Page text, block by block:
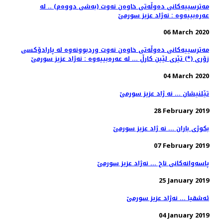
مه‌ترسییه‌كانی ده‌وڵه‌تی خاوه‌ن نه‌وت (به‌شی دووه‌م) .. له‌
عه‌ره‌بییه‌وه‌ : نه‌ژاد عزیز سورمێ
06 March 2020
مه‌ترسییه‌كانی ده‌وڵه‌تی خاوه‌ن نه‌وت وردبوونه‌وه‌ له‌ پارادۆكسی
زۆری (*) تێری لێین كارڵ ... له‌ عه‌ره‌بییه‌وه‌ : نه‌ژاد عزیز سورمێ
04 March 2020
تێلنیشان ... نه ژاد عزیز سورمێ
28 February 2019
بكوژی باران ... نه ژاد عزیز سورمێ
07 February 2019
25 January 2019
ئه‌شقیا ... نه‌ژاد عزیز سورمێ
04 January 2019